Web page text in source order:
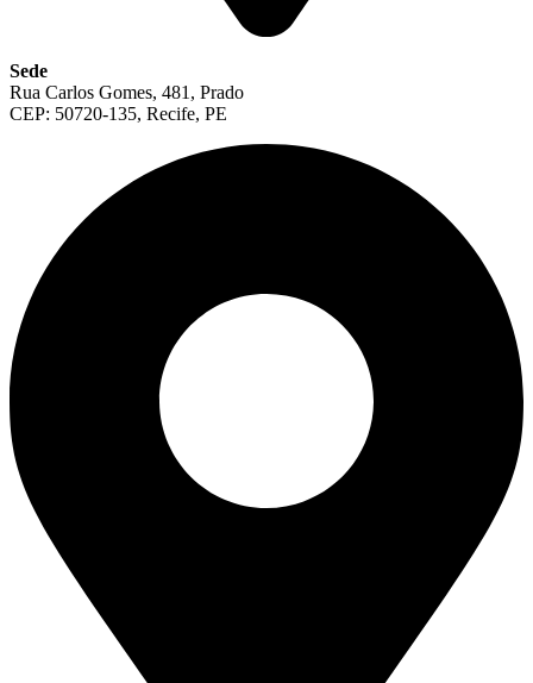
Sede
Rua Carlos Gomes, 481, Prado
CEP: 50720-135, Recife, PE